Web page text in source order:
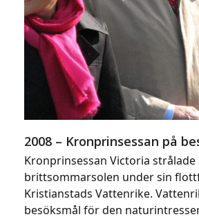
2008 – Kronprinsessan på
Kronprinsessan Victoria strålade
brittsommarsolen under sin
Kristianstads Vattenrike.
besöksmål för den